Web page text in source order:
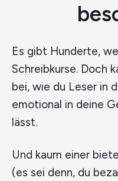
Es gibt Hunderte,
Schreibkurse. Doch
bei, wie du Leser in
emotional in deine
lässt.
Und kaum einer
(es sei denn, du